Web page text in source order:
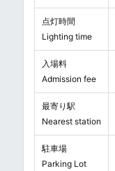
点灯時間
Lighting time
入場料
Admission fee
最寄り駅
Nearest station
駐車場
Parking Lot